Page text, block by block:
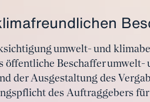
umwelt- und
öffentliche Beschaffer
der Ausgestaltung des
des Auftraggebers